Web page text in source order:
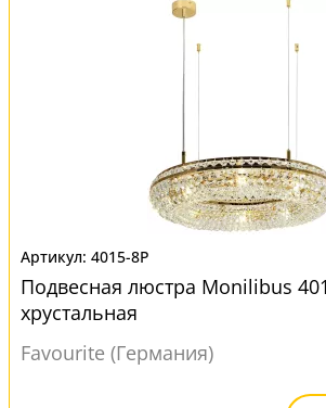
4015-8P
Подвесная люстра Monilibus
хрустальная
Favourite (Германия)